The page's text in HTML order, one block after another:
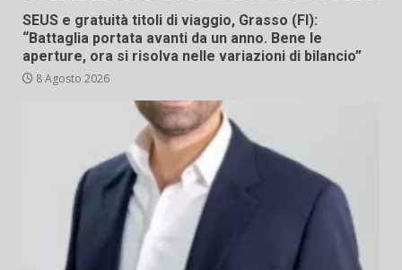
SEUS e gratuità titoli di viaggio, Grasso (FI):
“Battaglia portata avanti da un anno. Bene le
aperture, ora si risolva nelle variazioni di bilancio”
8 Agosto 2026